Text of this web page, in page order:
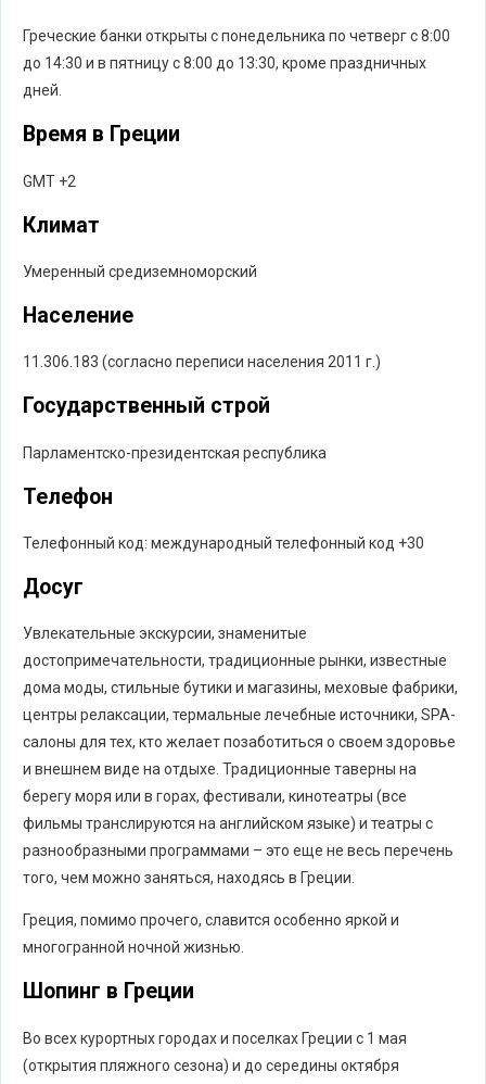
Греческие банки открыты с понедельника по четверг с 8:00
до 14:30 и в пятницу с 8:00 до 13:30, кроме праздничных
дней.
Время в Греции
GMT +2
Климат
Умеренный средиземноморский
Население
11.306.183 (согласно переписи населения 2011 г.)
Государственный строй
Парламентско-президентская республика
Телефон
Телефонный код: международный телефонный код +30
Досуг
Увлекательные экскурсии, знаменитые
достопримечательности, традиционные рынки, известные
дома моды, стильные бутики и магазины, меховые фабрики,
центры релаксации, термальные лечебные источники, SPA-
салоны для тех, кто желает позаботиться о своем здоровье
и внешнем виде на отдыхе. Традиционные таверны на
берегу моря или в горах, фестивали, кинотеатры (все
фильмы транслируются на английском языке) и театры с
разнообразными программами – это еще не весь перечень
того, чем можно заняться, находясь в Греции.
Греция, помимо прочего, славится особенно яркой и
многогранной ночной жизнью.
Шопинг в Греции
Во всех курортных городах и поселках Греции с 1 мая
(открытия пляжного сезона) и до середины октября